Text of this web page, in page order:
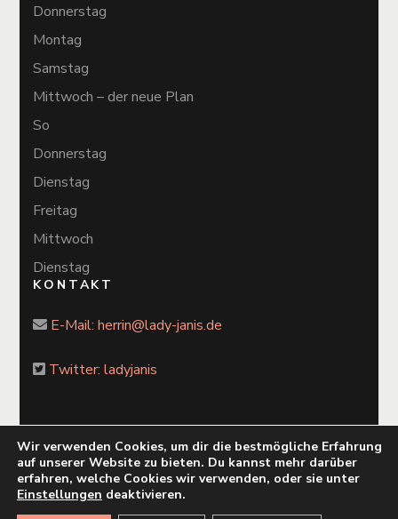
Donnerstag
Montag
Samstag
Mittwoch – der neue Plan
So
Donnerstag
Dienstag
Freitag
Mittwoch
Dienstag
KONTAKT
E-Mail:herrin@lady-janis.de
Twitter: ladyjanis
2026 Copyright Lady Janis. Blossom Chicby Blossom
Themes. Powered by WordPress.
Wir verwenden Cookies, um dir die bestmögliche Erfahrung
auf unserer Website zu bieten. Du kannst mehr darüber
erfahren, welche Cookies wir verwenden, oder sie unter
Einstellungen deaktivieren.